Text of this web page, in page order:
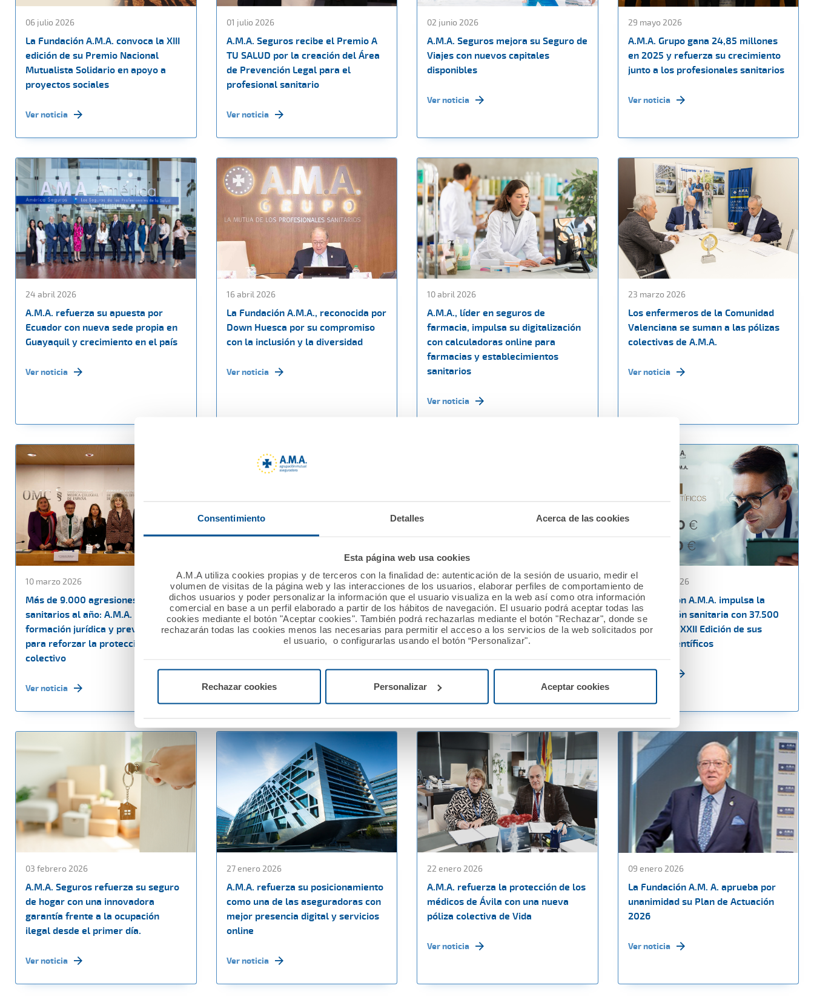
Consentimiento Detalles Acerca de las cookies
Esta página web usa cookies
A.M.A utiliza cookies propias y de terceros con la finalidad de: autenticación de la sesión de usuario, medir el
volumen de visitas de la página web y las interacciones de los usuarios, elaborar perfiles de comportamiento de
dichos usuarios y poder personalizar la información que el usuario visualiza en la web así como otra información
comercial en base a un perfil elaborado a partir de los hábitos de navegación. El usuario podrá aceptar todas las
cookies mediante el botón "Aceptar cookies". También podrá rechazarlas mediante el botón "Rechazar", donde se
rechazarán todas las cookies menos las necesarias para permitir el acceso a los servicios de la web solicitados por
el usuario, o configurarlas usando el botón “Personalizar".
Rechazar cookies Personalizar Aceptar cookies
06 julio 2026
La Fundación A.M.A. convoca la XIII
edición de su Premio Nacional
Mutualista Solidario en apoyo a
proyectos sociales
Ver noticia
01 julio 2026
A.M.A. Seguros recibe el Premio A
TU SALUD por la creación del Área
de Prevención Legal para el
profesional sanitario
Ver noticia
02 junio 2026
A.M.A. Seguros mejora su Seguro de
Viajes con nuevos capitales
disponibles
Ver noticia
29 mayo 2026
A.M.A. Grupo gana 24,85 millones
en 2025 y refuerza su crecimiento
junto a los profesionales sanitarios
Ver noticia
24 abril 2026
A.M.A. refuerza su apuesta por
Ecuador con nueva sede propia en
Guayaquil y crecimiento en el país
Ver noticia
16 abril 2026
La Fundación A.M.A., reconocida por
Down Huesca por su compromiso
con la inclusión y la diversidad
Ver noticia
10 abril 2026
A.M.A., líder en seguros de
farmacia, impulsa su digitalización
con calculadoras online para
farmacias y establecimientos
sanitarios
Ver noticia
23 marzo 2026
Los enfermeros de la Comunidad
Valenciana se suman a las pólizas
colectivas de A.M.A.
Ver noticia
10 marzo 2026
Más de 9.000 agresiones a
sanitarios al año: A.M.A. impulsa
formación jurídica y prevención
para reforzar la protección del
colectivo
Ver noticia
27 febrero 2026
La Fundación A.M.A. concede
60.000 euros a nueve proyectos
sociales en la XII edición del Premio
Nacional Mutualista Solidario.
Ver noticia
13 febrero 2026
A.M.A. reafirma su apoyo a los
profesionales sanitarios en las
Jornadas PostMIR del Grupo CTO
13 febrero 2026
La Fundación A.M.A. impulsa la
investigación sanitaria con 37.500
euros en la XXII Edición de sus
Premios Científicos
Ver noticia
03 febrero 2026
A.M.A. Seguros refuerza su seguro
de hogar con una innovadora
garantía frente a la ocupación
ilegal desde el primer día.
Ver noticia
27 enero 2026
A.M.A. refuerza su posicionamiento
como una de las aseguradoras con
mejor presencia digital y servicios
online
Ver noticia
22 enero 2026
A.M.A. refuerza la protección de los
médicos de Ávila con una nueva
póliza colectiva de Vida
Ver noticia
09 enero 2026
La Fundación A.M. A. aprueba por
unanimidad su Plan de Actuación
2026
Ver noticia